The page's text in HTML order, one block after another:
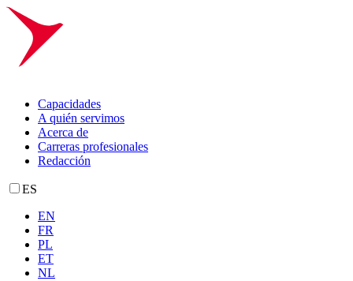
Capacidades
A quién servimos
Acerca de
Carreras profesionales
Redacción
ES
EN
FR
PL
ET
NL